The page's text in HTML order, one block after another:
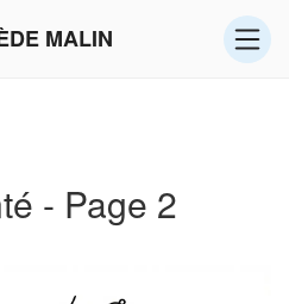
MALIN
- Page 2